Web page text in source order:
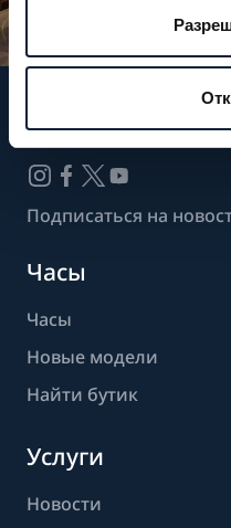
Подписаться на
Часы
Часы
Новые модели
Найти бутик
Услуги
Новости